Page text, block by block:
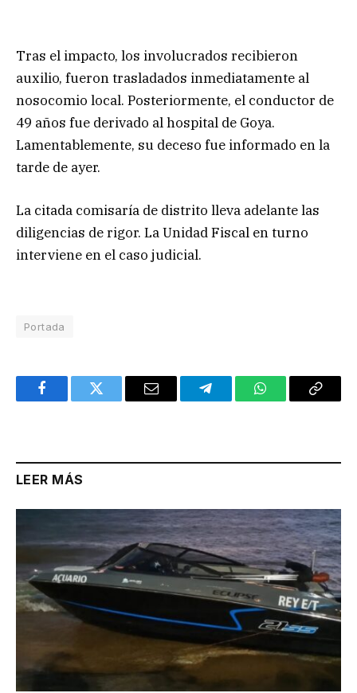
​Tras el impacto, los involucrados recibieron
auxilio, fueron trasladados inmediatamente al
nosocomio local. Posteriormente, el conductor de
49 años fue derivado al hospital de Goya.
Lamentablemente, su deceso fue informado en la
tarde de ayer.
​La citada comisaría de distrito lleva adelante las
diligencias de rigor. La Unidad Fiscal en turno
interviene en el caso judicial.
Portada
FacebookTwitter Email TelegramWhatsAppCopy
LEER MÁS